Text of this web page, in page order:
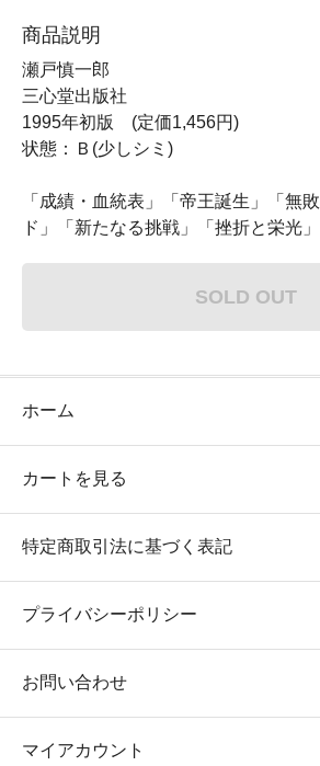
商品説明
瀬戸慎一郎
三心堂出版社
1995年初版 (定価1,456円)
状態：Ｂ(少しシミ)
「成績・血統表」「帝王誕生」「無
ド」「新たなる挑戦」「挫折と栄光」
SOLD OUT
ホーム
カートを見る
特定商取引法に基づく表記
プライバシーポリシー
お問い合わせ
マイアカウント